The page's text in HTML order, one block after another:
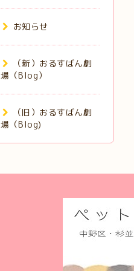
お知らせ
（新）おるすばん劇
場（Blog）
（旧）おるすばん劇
場（Blog)